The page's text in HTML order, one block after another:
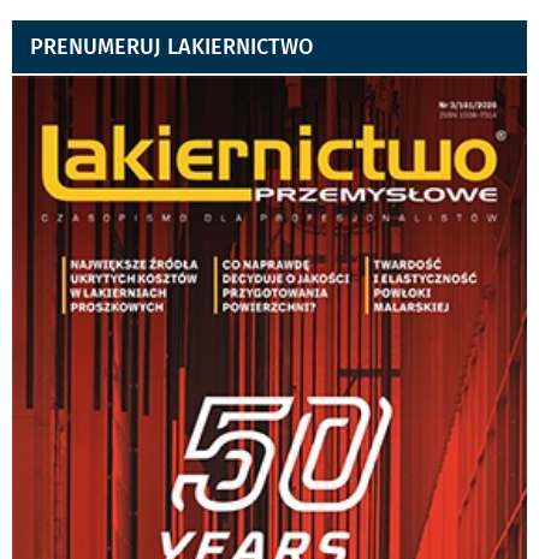
PRENUMERUJ LAKIERNICTWO